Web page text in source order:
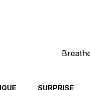
SURPRISE